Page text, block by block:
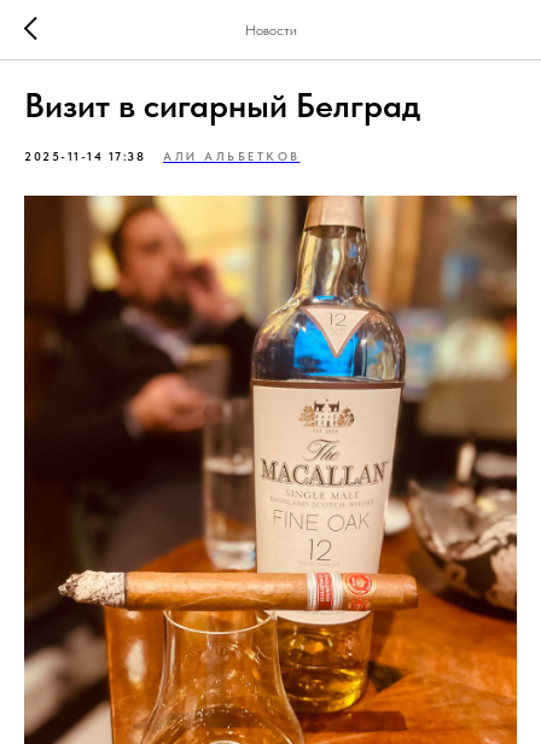
Новости
Визит в сигарный Белград
2025-11-14 17:38 АЛИ АЛЬБЕТКОВ